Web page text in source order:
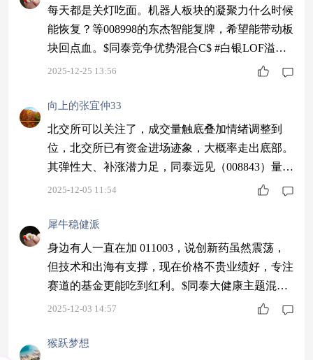
每天都是关灯吃面。机器人板块的凝聚力什么时候
能恢复？等008998的东杰智能复牌，希望能带动板
块回点血。$同泰竞争优势混合C$ #白银LOF溢价
近70%临停，套利风险激增#
2025-12-25 13:56
向上的张宜仲33
北交所可以关注了，成交量触底叠加情绪调整到
位，北交所已有资金进场迹象，大概率走出底部。
其弹性大、补涨潜力足，同泰远见（008843）量化
精选能精准把握机会，适合稳健布局。$同泰远见
2025-12-05 11:54
犀牛稳健派
身边有人一直在加 011003，说创新药虽然震荡，
但技术和出海有支撑，现在价格不贵业绩好，专注
赛道的基金更能吃到红利。$同泰大健康主题混合
C$ #观点搭子团火热招募中！#
2025-12-03 14:57
猴跃梦想